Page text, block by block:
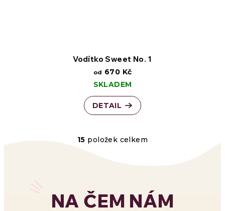
Vodítko Sweet No. 1
od 670 Kč
SKLADEM
DETAIL
O
15 položek celkem
NA ČEM NÁM